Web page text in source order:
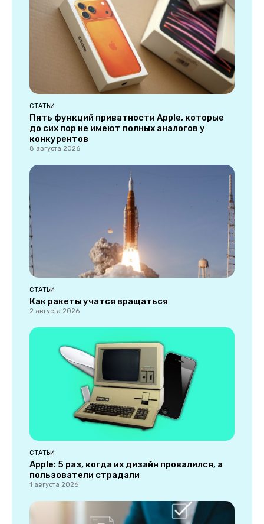
СТАТЬИ
Пять функций приватности Apple, которые
до сих пор не имеют полных аналогов у
конкурентов
8 августа 2026
СТАТЬИ
Как ракеты учатся вращаться
2 августа 2026
СТАТЬИ
Apple: 5 раз, когда их дизайн провалился, а
пользователи страдали
1 августа 2026